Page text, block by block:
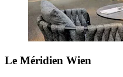
Le Méridien Wien